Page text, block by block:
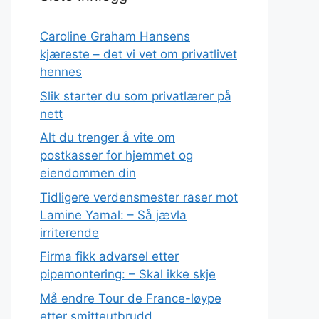
Caroline Graham Hansens
kjæreste – det vi vet om privatlivet
hennes
Slik starter du som privatlærer på
nett
Alt du trenger å vite om
postkasser for hjemmet og
eiendommen din
Tidligere verdensmester raser mot
Lamine Yamal: – Så jævla
irriterende
Firma fikk advarsel etter
pipemontering: – Skal ikke skje
Må endre Tour de France-løype
etter smitteutbrudd